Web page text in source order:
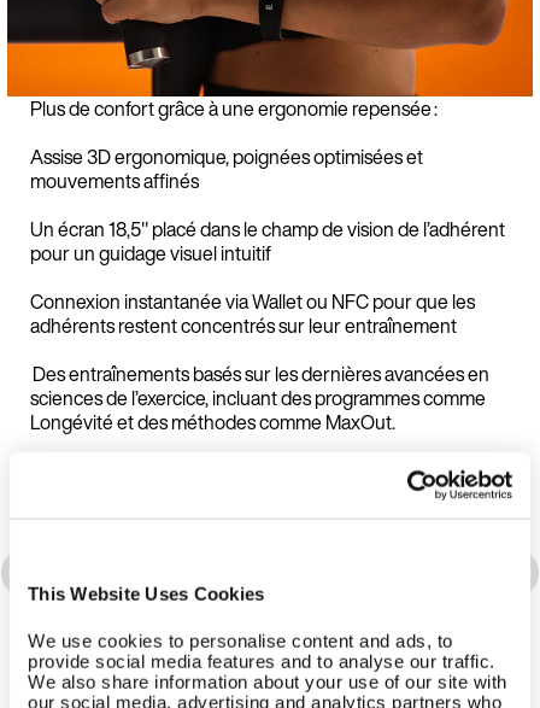
This Website Uses Cookies
We use cookies to personalise content and ads, to
provide social media features and to analyse our traffic.
We also share information about your use of our site with
our social media, advertising and analytics partners who
Plus de confort grâce à une ergonomie repensée :
Assise 3D ergonomique, poignées optimisées et
mouvements affinés
Un écran 18,5" placé dans le champ de vision de l’adhérent
pour un guidage visuel intuitif
Connexion instantanée via Wallet ou NFC pour que les
adhérents restent concentrés sur leur entraînement
Des entraînements basés sur les dernières avancées en
sciences de l’exercice, incluant des programmes comme
Longévité et des méthodes comme MaxOut.
Impact maximal sur votre activité grâce à des réglages
intégrés et personnalisables dans la Business Suite EGYM.